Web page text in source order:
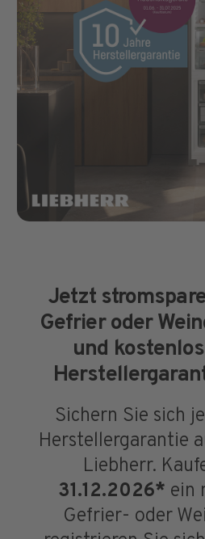
Jetzt
Gefrier oder
und
Sichern Sie sich
Herstellergarantie
Liebherr.
31.12.2026* ein
Gefrier- oder